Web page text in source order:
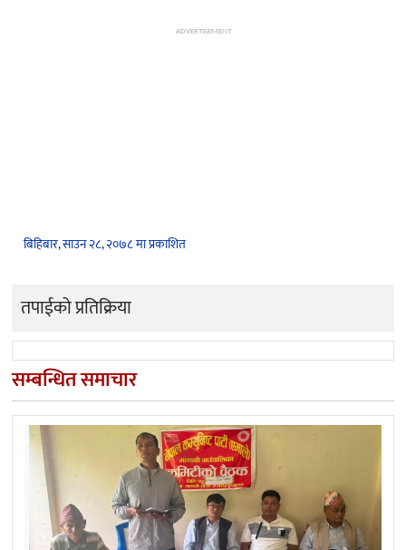
ADVERTISEMENT
बिहिबार, साउन २८, २०७८ मा प्रकाशित
तपाईको प्रतिक्रिया
सम्बन्धित समाचार